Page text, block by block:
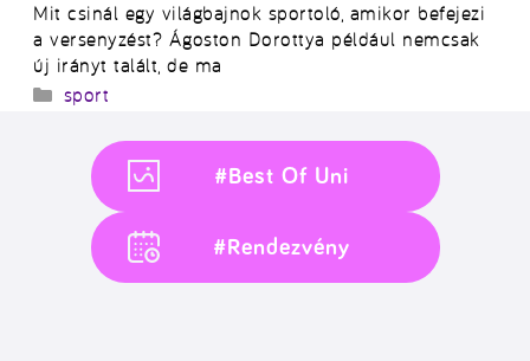
Mit csinál egy világbajnok sportoló, amikor befejezi
a versenyzést? Ágoston Dorottya például nemcsak
új irányt talált, de ma
Kategória
sport
#Best Of Uni
#Rendezvény